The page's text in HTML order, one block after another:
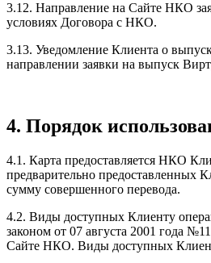
3.12. Направление на Сайте НКО
условиях Договора с НКО.
3.13. Уведомление Клиента о
направлении заявки на выпуск
4. Порядок
4.1. Карта предоставляется НКО
предварительно предоставленных
сумму совершенного перевода.
4.2. Виды доступных Клиенту
законом от 07 августа 2001 года
Сайте НКО. Виды доступных